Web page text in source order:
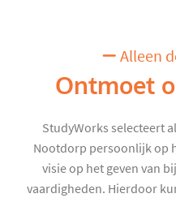
Alleen
Ontmoet
StudyWorks selecteert
Nootdorp persoonlijk op
visie op het geven van
vaardigheden. Hierdoor